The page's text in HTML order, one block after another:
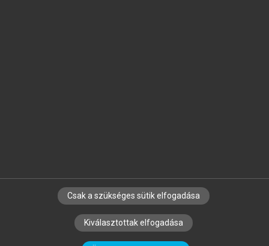
SZERZŐKNEK CÉGEKNEK KÖNYVTÁROSOKNAK
SZERKESZTÉSI ÉS LEKTORÁLÁSI ALAPELVEK
Csak a szükséges sütik elfogadása
Kiválasztottak elfogadása